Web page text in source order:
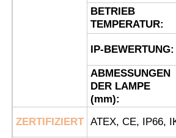
Explosionssichere Beleuchtung
Explosionssicheres Warnungs-
BETRIEB
TEMPERATUR:
IP-BEWERTUNG:
ABMESSUNGEN
DER LAMPE
(mm):
ZERTIFIZIERT ATEX, CE, IP66,